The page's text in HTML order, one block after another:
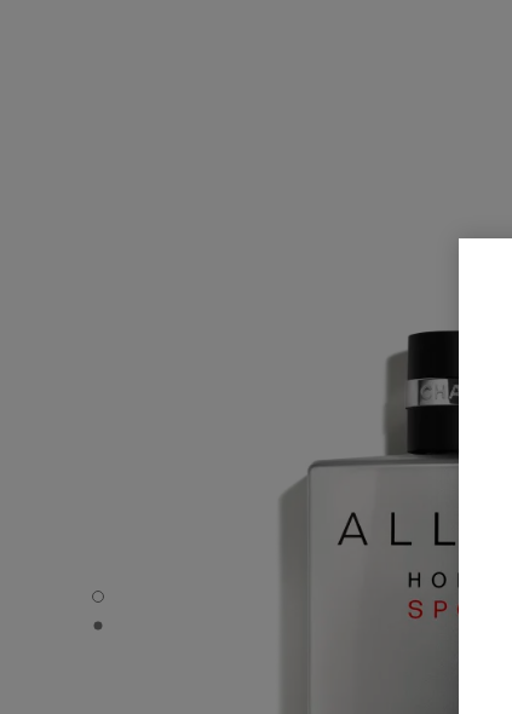
ALLURE HOMME SPORT - Standardansicht
ALLURE HOMME SPORT - Alternative Ansicht 1